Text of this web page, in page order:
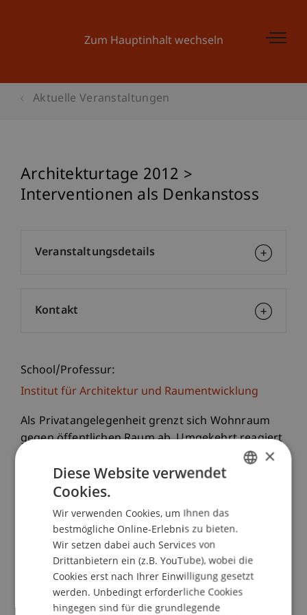
Zum Hauptinhalt wechseln
Aktuelle Veranstaltungen
Architekturtage 2012 >
Interventionen als Denkanstoss
School/Professur:
Institut für Architektur und Raumentwicklung
Als Privatangelegenheit grenzt sich Wohnraum
gegen öffentlichen Raum ab. Umgekehrt reagiert
die Umwelt irritiert, sobald Privates nach außen
gekehrt wird, ins Öffentliche hinein diffundiert.
Aber gibt es nicht auch Wohnwert, der in den
Räumen zwischen beiden Sphären liegt? Oder
liegen könnte? Vielleicht sogar an zentralen
Punkten der Stadt.
Zwei Semesterprojekte von
ArchitekturstudentInnen
der Universität Liechtenstein beziehen dazu
Veranstaltungsdetails
Kontakt
×
Diese Website verwendet
Cookies.
Wir verwenden Cookies, um Ihnen das
bestmögliche Online-Erlebnis zu bieten.
Wir setzen dabei auch Services von
Drittanbietern ein (z.B. YouTube), wobei die
Cookies erst nach Ihrer Einwilligung gesetzt
werden. Unbedingt erforderliche Cookies
hingegen sind für die grundlegende